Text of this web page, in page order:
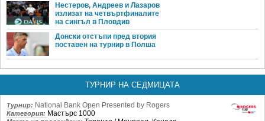
Нестеров, Андреев и Лазаров
излизат на четвъртфиналите
на сингъл в Пловдив
Донски отстъпи пред втория
поставен на турнир в Полша
ТУРНИР НА СЕДМИЦАТА
Турнир: National Bank Open Presented by Rogers
Категория: Мастърс 1000